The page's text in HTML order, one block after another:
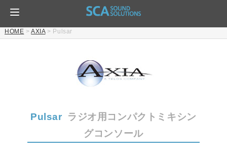
HOME >AXIA> Pulsar
Pulsar
ラジオ用コンパクトミキシン
グコンソール